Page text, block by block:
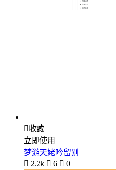
收藏
立即使用
梦游天姥吟留别
 2.2k  6  0